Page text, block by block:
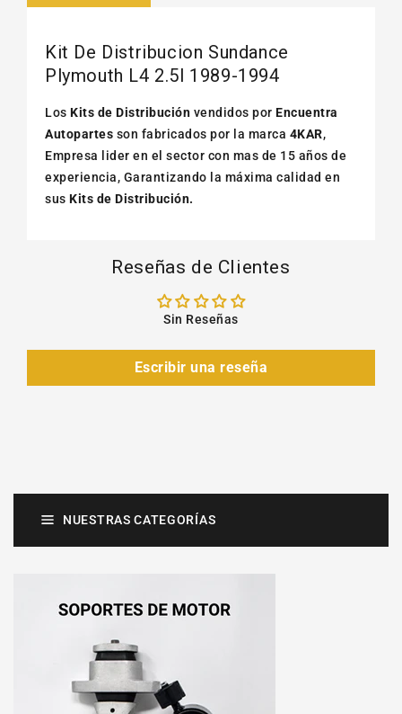
Kit De Distribucion Sundance
Plymouth L4 2.5l 1989-1994
Los Kits de Distribución vendidos por Encuentra
Autopartes son fabricados por la marca 4KAR,
Empresa lider en el sector con mas de 15 años de
experiencia, Garantizando la máxima calidad en
sus Kits de Distribución.
Reseñas de Clientes
Sin Reseñas
Escribir una reseña
NUESTRAS CATEGORÍAS